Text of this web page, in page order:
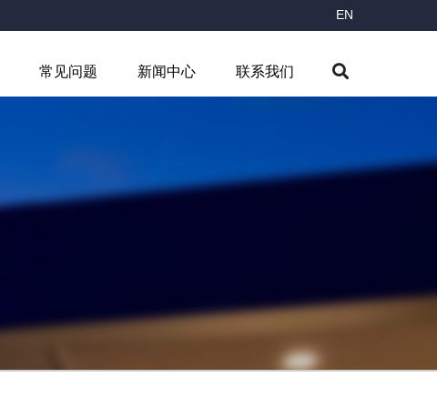
EN
常见问题 新闻中心 联系我们